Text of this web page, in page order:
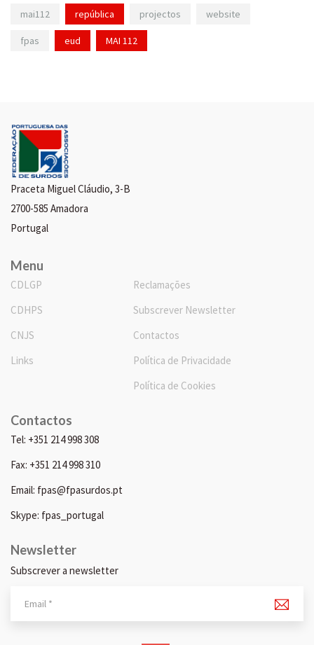
mai112 república projectos website
fpas eud MAI 112
Praceta Miguel Cláudio, 3-B
2700-585 Amadora
Portugal
Menu
CDLGP
CDHPS
CNJS
Links
Reclamações
Subscrever Newsletter
Contactos
Política de Privacidade
Política de Cookies
Contactos
Tel: +351 214 998 308
Fax: +351 214 998 310
Email: fpas@fpasurdos.pt
Skype: fpas_portugal
Newsletter
Subscrever a newsletter